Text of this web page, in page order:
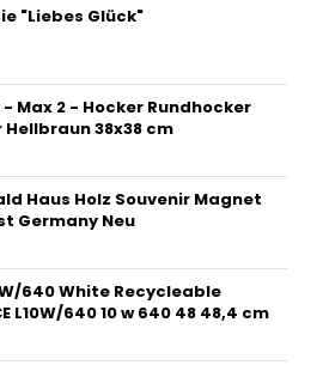
"Liebes Glück"
Max 2 - Hocker Rundhocker
38x38 cm
Haus Holz Souvenir Magnet
Germany Neu
640 White Recycleable
L10W/640 10 w 640 48 48,4 cm